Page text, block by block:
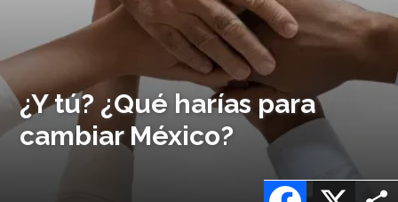
¿Y tú? ¿Qué harías para
cambiar México?
X
Facebook